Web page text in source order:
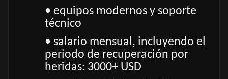
• equipos modernos y soporte
técnico
• salario mensual, incluyendo el
periodo de recuperación por
heridas: 3000+ USD